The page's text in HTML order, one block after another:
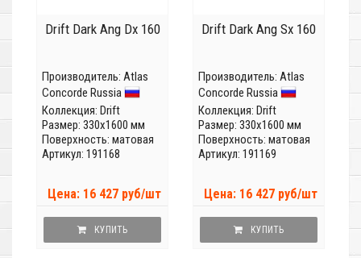
Drift Dark Ang Dx 160
Производитель: Atlas
Concorde Russia
Коллекция: Drift
Размер: 330x1600 мм
Поверхность: матовая
Артикул: 191168
Цена: 16 427 руб/шт
КУПИТЬ
Drift Dark Ang Sx 160
Производитель: Atlas
Concorde Russia
Коллекция: Drift
Размер: 330x1600 мм
Поверхность: матовая
Артикул: 191169
Цена: 16 427 руб/шт
КУПИТЬ